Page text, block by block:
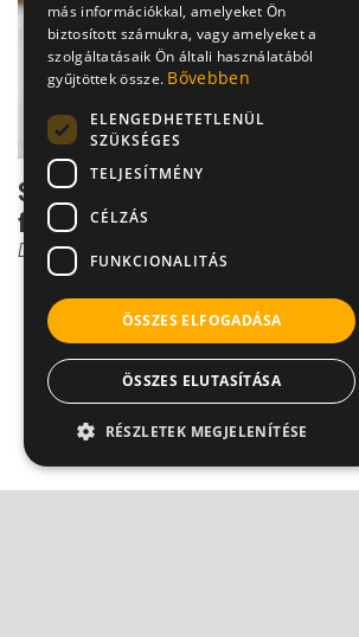
Szeretetfüggőség - nem
foglalkozni kell vele
Dr. Ormay István
más információkkal, amelyeket Ön
biztosított számukra, vagy amelyeket a
szolgáltatásaik Ön általi használatából
gyűjtöttek össze. Bővebben
ELENGEDHETETLENÜL
SZÜKSÉGES
TELJESÍTMÉNY
CÉLZÁS
FUNKCIONALITÁS
ÖSSZES ELFOGADÁSA
ÖSSZES ELUTASÍTÁSA
RÉSZLETEK MEGJELENÍTÉSE